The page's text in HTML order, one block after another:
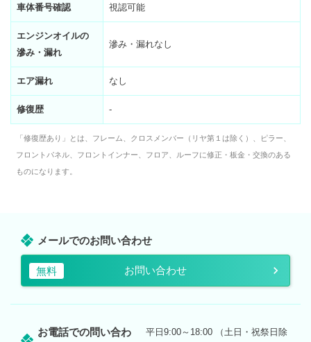
車体番号確認 視認可能
エンジンオイルの
滲み・漏れ
滲み・漏れなし
エア漏れ なし
修復歴 -
「修復歴あり」とは、フレーム、クロスメンバー（リヤ第１は除く）、ピラー、
フロントパネル、フロントインナー、フロア、ルーフに修正・板金・交換のある
ものになります。
メールでのお問い合わせ
無料 お問い合わせ
お電話での問い合わ
平日9:00～18:00 （土日・祝祭日除